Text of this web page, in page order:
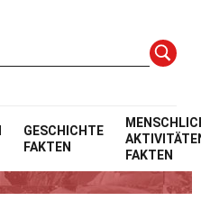
GESCHICHTE
FAKTEN
FAKTEN